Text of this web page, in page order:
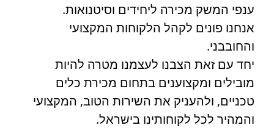
ענפי המשק מכירה ליחידים וסיטנואות.
אנחנו פונים לקהל הלקוחות המקצועי
והחובבני.
יחד עם זאת הצבנו לעצמנו מטרה להיות
מובילים ומקצוענים בתחום מכירת כלים
טכניים, ולהעניק את השירות הטוב, המקצועי
והמהיר לכל לקוחותינו בישראל.